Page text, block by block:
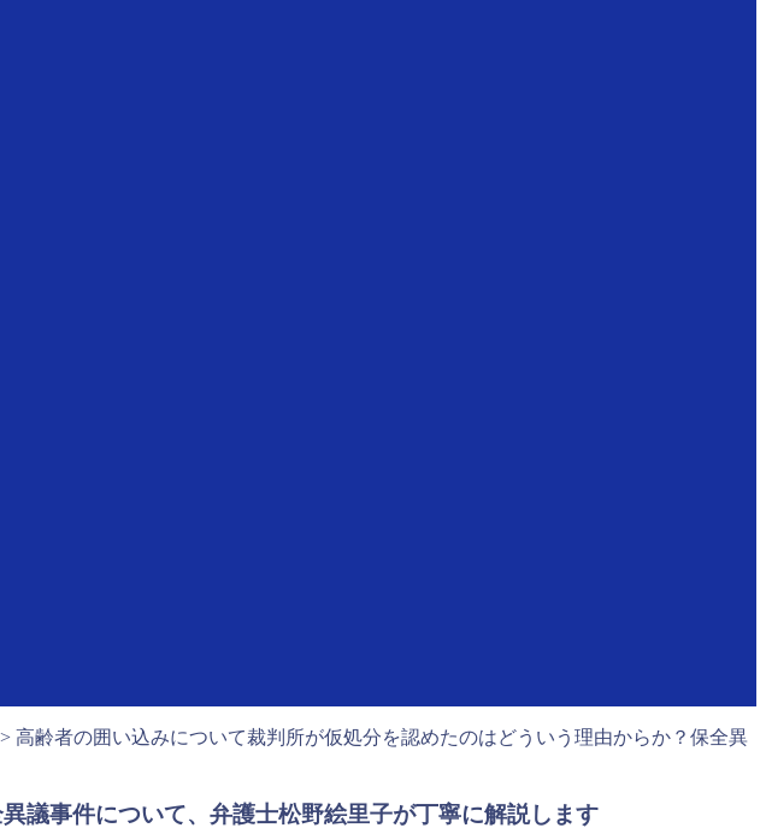
> 高齢者の囲い込みについて裁判所が仮処分を認めたのはどういう理由からか？保全異
議事件について、弁護士松野絵里子が丁寧に解説します